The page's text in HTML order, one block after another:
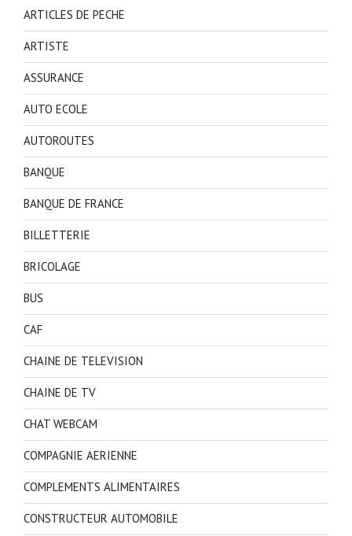
ARTICLES DE PECHE
ARTISTE
ASSURANCE
AUTO ECOLE
AUTOROUTES
BANQUE
BANQUE DE FRANCE
BILLETTERIE
BRICOLAGE
BUS
CAF
CHAINE DE TELEVISION
CHAINE DE TV
CHAT WEBCAM
COMPAGNIE AERIENNE
COMPLEMENTS ALIMENTAIRES
CONSTRUCTEUR AUTOMOBILE